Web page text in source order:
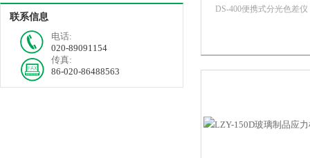
联系信息
电话:
020-89091154
传真:
86-020-86488563
DS-400便携式分光色差仪